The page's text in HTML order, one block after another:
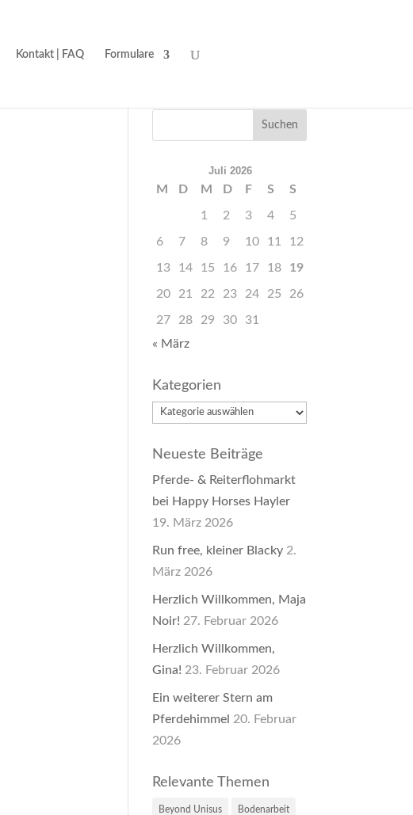
Kontakt | FAQ Formulare
Juli 2026
M D M D F S S
1 2 3 4 5
6 7 8 9 10 11 12
13 14 15 16 17 18 19
20 21 22 23 24 25 26
27 28 29 30
31
« März
Kategorien
Kategorien
Neueste Beiträge
Pferde- & Reiterflohmarkt
bei Happy Horses Hayler
19. März 2026
Run free, kleiner Blacky 2.
März 2026
Herzlich Willkommen, Maja
Noir! 27. Februar 2026
Herzlich Willkommen,
Gina! 23. Februar 2026
Ein weiterer Stern am
Pferdehimmel 20. Februar
2026
Relevante Themen
Beyond Unisus Bodenarbeit